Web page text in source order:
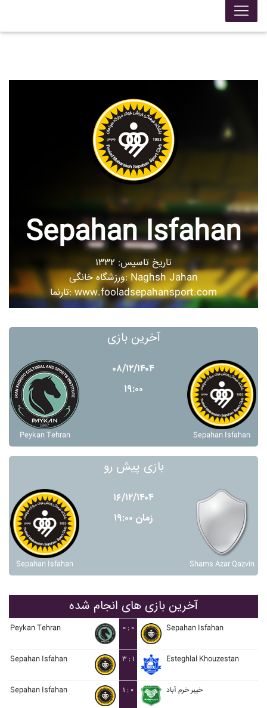
Sepahan Isfahan
تاریخ تاسیس: ۱۳۳۲
ورزشگاه خانگی: Naghsh Jahan
تارنما: www.fooladsepahansport.com
آخرین بازی
Peykan Tehran
۰۸/۱۲/۱۴۰۴
۱۹:۰۰
Sepahan Isfahan
بازی پیش رو
Sepahan Isfahan
۱۶/۱۲/۱۴۰۴
زمان ۱۹:۰۰
Shams Azar Qazvin
آخرین بازی های انجام شده
Peykan Tehran ۰ : ۰ Sepahan Isfahan
Sepahan Isfahan ۳ : ۱ Esteghlal Khouzestan
Sepahan Isfahan ۱ : ۰ خيبر خرم آباد